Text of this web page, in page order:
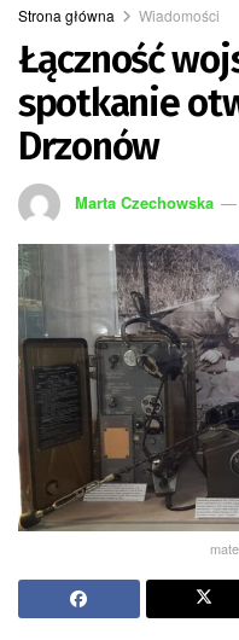
Strona główna Wiadomości
Łączność
spotkanie
Drzonów
Marta Czechowska